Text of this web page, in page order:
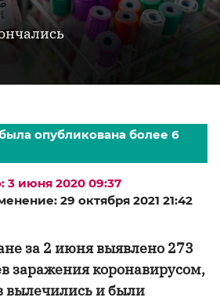
была опубликована более 6
3 июня 2020 09:37
29 октября 2021 21:42
за 2 июня выявлено 273
заражения коронавирусом,
вылечились и были